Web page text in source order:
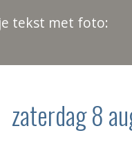
tekst met foto:
zaterdag 8